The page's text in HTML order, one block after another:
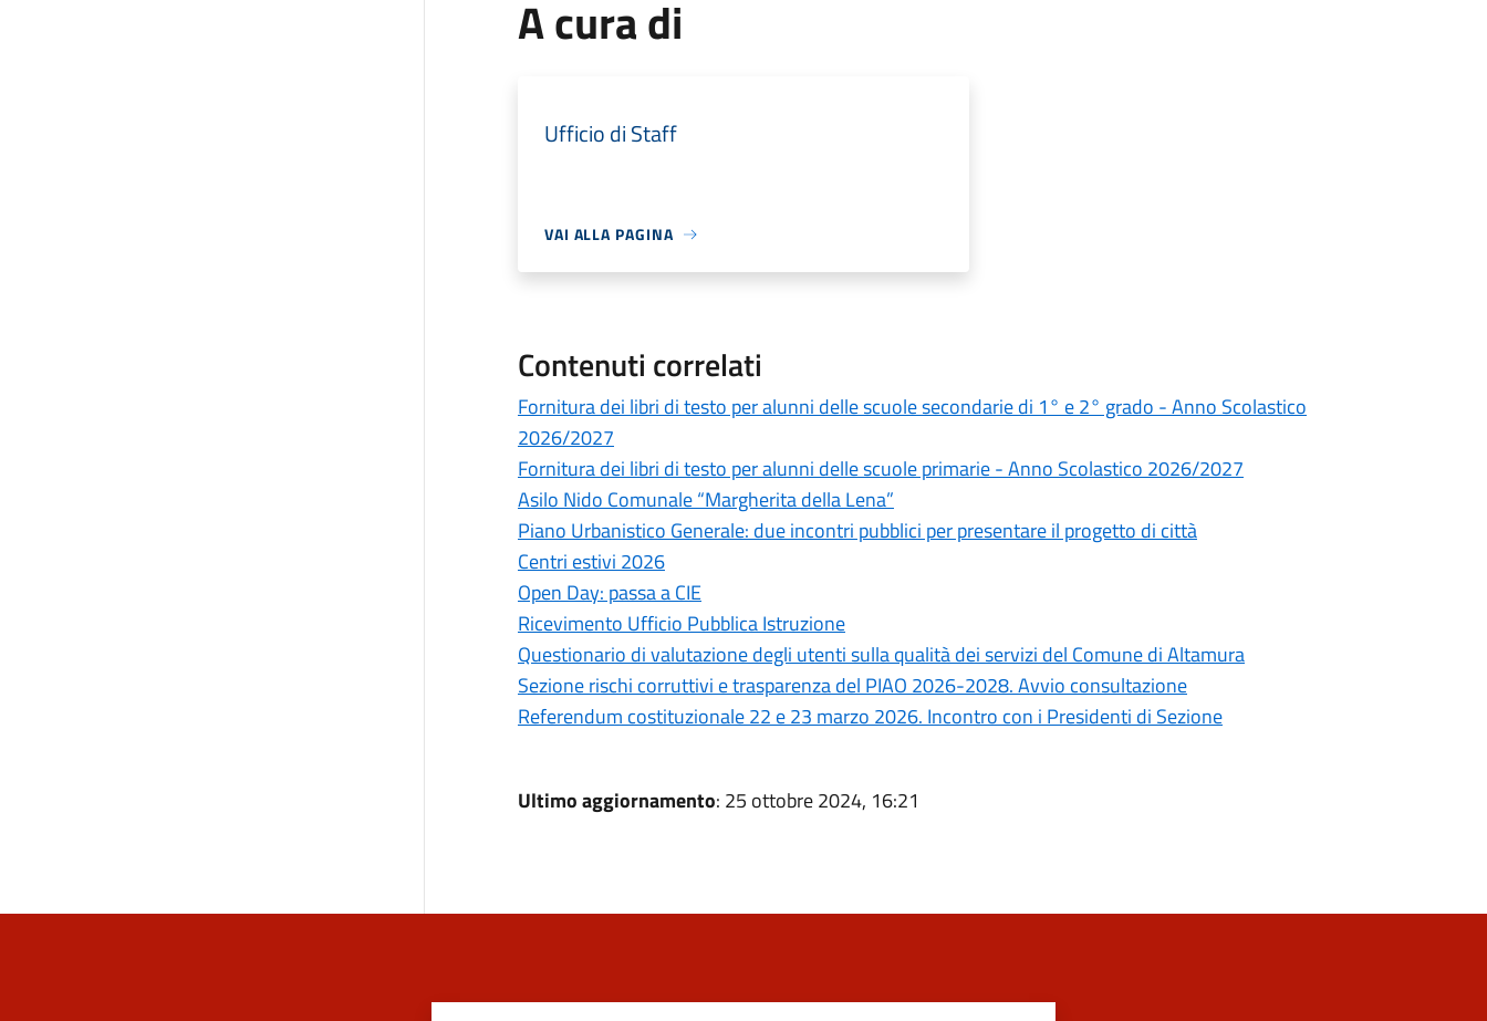
A cura di
Ufficio di Staff
VAI ALLA PAGINA
Contenuti correlati
Fornitura dei libri di testo per alunni delle scuole secondarie di 1° e 2° grado - Anno Scolastico
2026/2027
Fornitura dei libri di testo per alunni delle scuole primarie - Anno Scolastico 2026/2027
Asilo Nido Comunale “Margherita della Lena”
Piano Urbanistico Generale: due incontri pubblici per presentare il progetto di città
Centri estivi 2026
Open Day: passa a CIE
Ricevimento Ufficio Pubblica Istruzione
Questionario di valutazione degli utenti sulla qualità dei servizi del Comune di Altamura
Sezione rischi corruttivi e trasparenza del PIAO 2026-2028. Avvio consultazione
Referendum costituzionale 22 e 23 marzo 2026. Incontro con i Presidenti di Sezione
Ultimo aggiornamento: 25 ottobre 2024, 16:21